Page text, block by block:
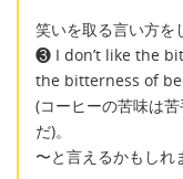
笑いを取る言い方を
❸ I don’t like the
the bitterness of
(コーヒーの苦味は
だ)。
〜と言えるかもしれ